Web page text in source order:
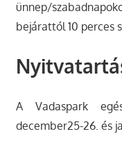
ünnep/
bejárattól 10 perces
A Vadaspark
december25-26. és